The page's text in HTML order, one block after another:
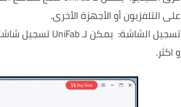
على التلفزيون أو الأجهزة الأخرى.
تسجيل الشاشة: يمكن لـ UniFab تسجيل شاشتك وحفظها كملف فيديو.
و اكثر.